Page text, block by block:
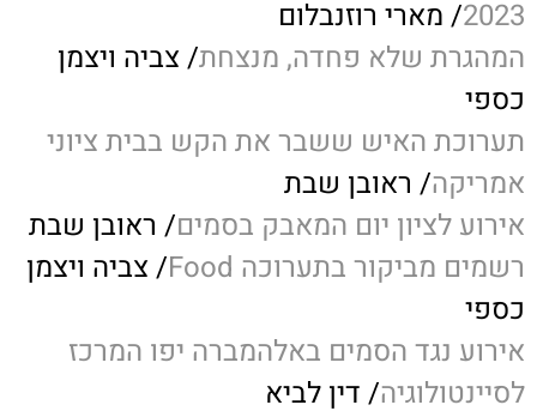
2023/ מארי רוזנבלום
המהגרת שלא פחדה, מנצחת/ צביה ויצמן
כספי
תערוכת האיש ששבר את הקש בבית ציוני
אמריקה/ ראובן שבת
אירוע לציון יום המאבק בסמים/ ראובן שבת
רשמים מביקור בתערוכה Food
/ צביה ויצמן
כספי
אירוע נגד הסמים באלהמברה יפו המרכז
לסיינטולוגיה/ דין לביא